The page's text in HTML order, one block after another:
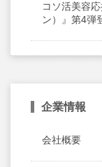
コソ活美容
ン）』第4弾
企業情報
会社概要